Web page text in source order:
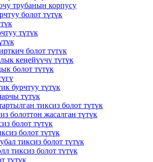
трубанын корпусу
болот түтүк
түтүк
болот түтүк
кеңейүүчү түтүк
болот түтүк
бурчтуу түтүк
түтүк
тиксиз болот түтүк
болоттон жасалган түтүк
болот түтүк
болот түтүк
тиксиз болот түтүк
тиксиз болот түтүк
түтүк